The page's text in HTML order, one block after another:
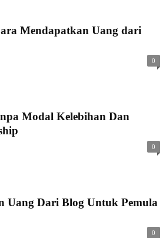
Mendapatkan Uang dari
0
Modal Kelebihan Dan
0
Uang Dari Blog Untuk Pemula
0